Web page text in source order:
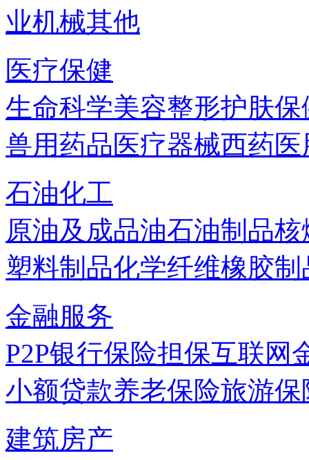
业机械其他
医疗保健
生命科学美容整形护肤保
兽用药品医疗器械西药
石油化工
原油及成品油石油制品核
塑料制品化学纤维橡胶制
金融服务
P2P银行保险担保互联网
小额贷款养老保险旅游保
建筑房产